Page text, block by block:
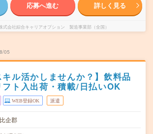
応募へ進む 詳しく見る
式会社綜合キャリアオプション 製造事業部（全国）
05
キル活かしませんか？】飲料品
ト入出荷・積載/日払いOK
WEB登録OK 派遣
企郡